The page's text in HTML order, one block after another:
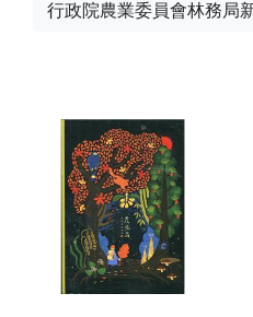
行政院農業委員會林務局